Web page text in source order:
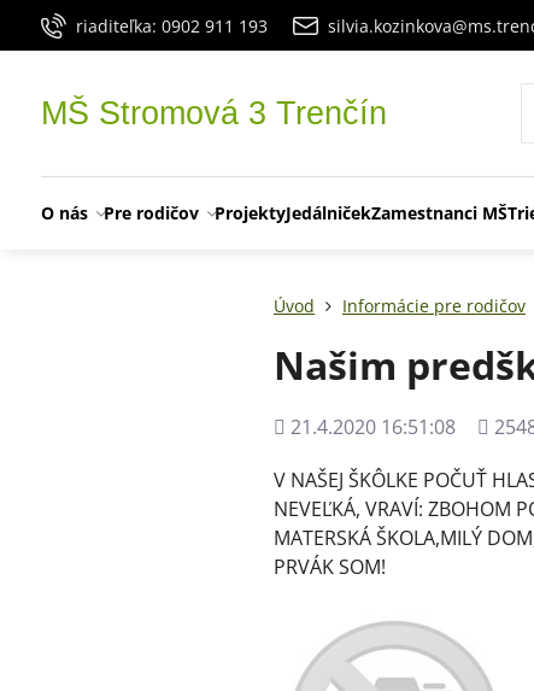
riaditeľka: 0902 911 193
MŠ Stromová 3 Trenčín
O nás Pre rodičov ProjektyJedálničekZamestnanci MŠ
Úvod Informácie pre rodičov
Našim
Pridané
21.4.2020 16:51:08
Počet
V NAŠEJ ŠKÔLKE POČUŤ
NEVEĽKÁ, VRAVÍ: ZBOHOM
MATERSKÁ ŠKOLA,MILÝ
PRVÁK SOM!